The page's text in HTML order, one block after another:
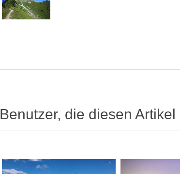
Benutzer, die diesen